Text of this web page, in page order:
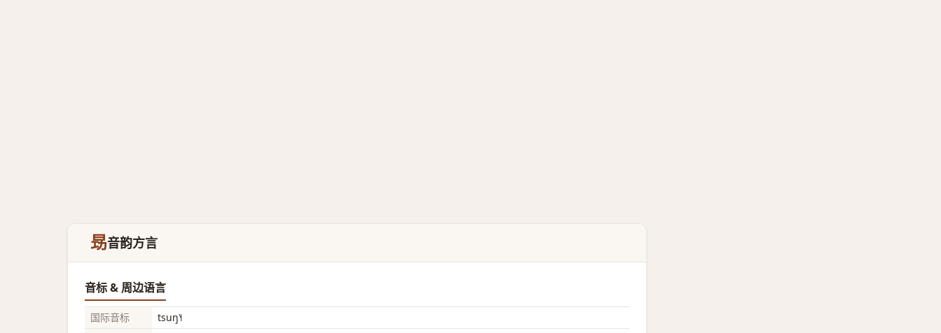
昮音韵方言
音标 & 周边语言
国际音标
tsuŋ˥˧